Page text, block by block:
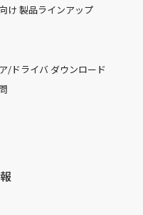
け 製品ラインアップ
/ドライバ ダウンロード